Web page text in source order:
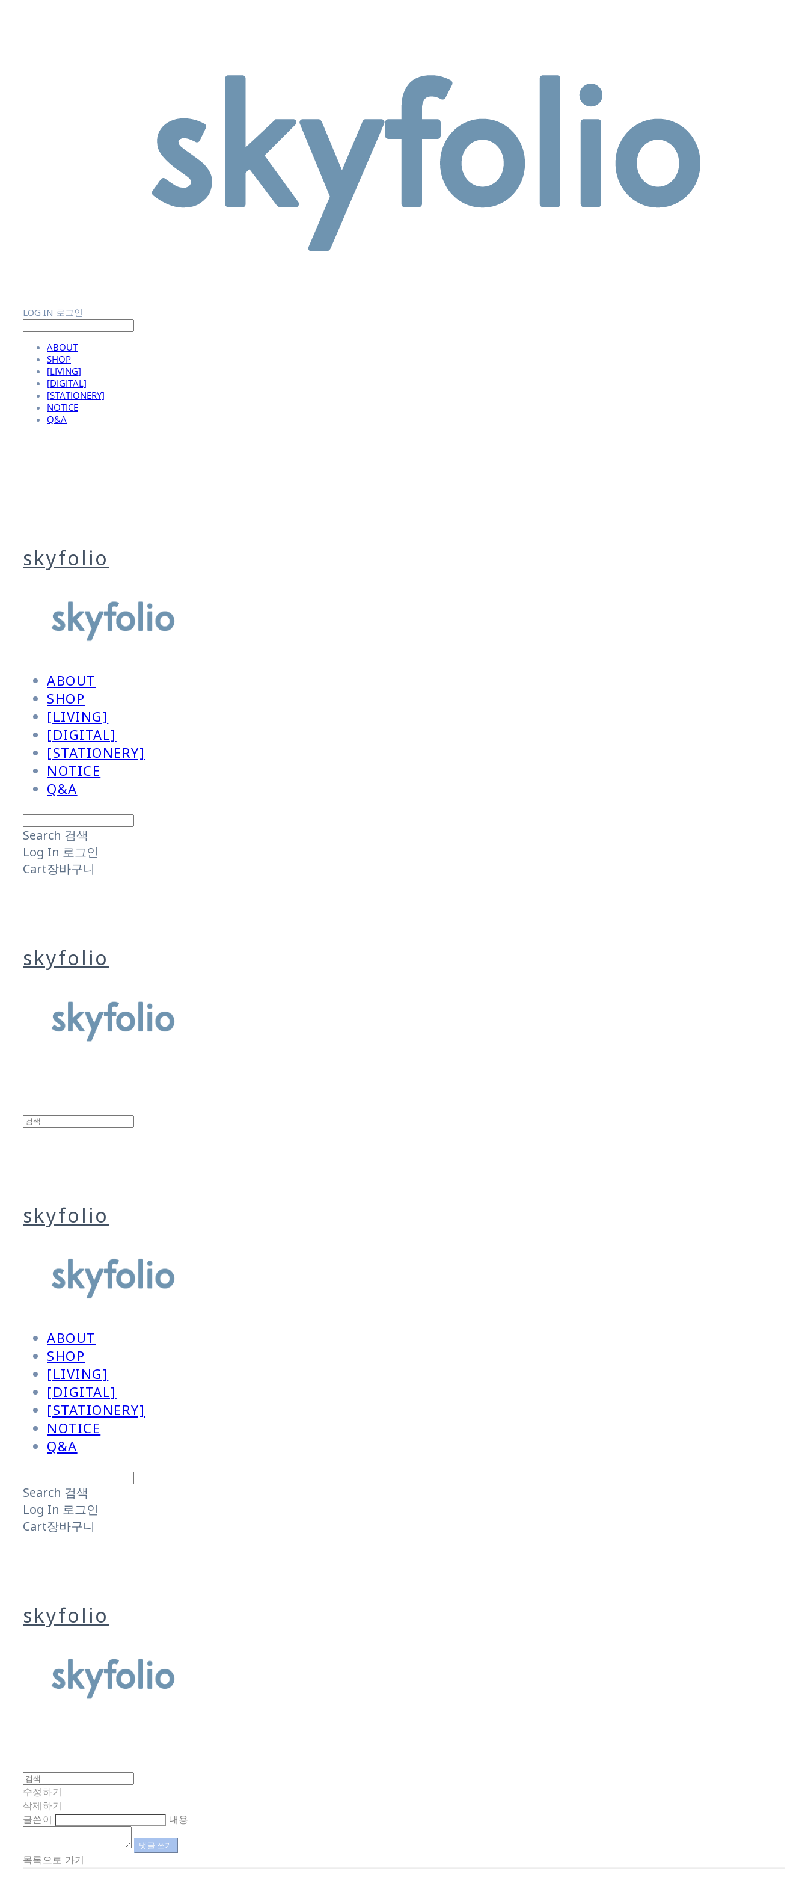
LOG IN 로그인
ABOUT
SHOP
[LIVING]
[DIGITAL]
[STATIONERY]
NOTICE
Q&A
skyfolio
ABOUT
SHOP
[LIVING]
[DIGITAL]
[STATIONERY]
NOTICE
Q&A
Search 검색
Log In 로그인
Cart장바구니
skyfolio
skyfolio
ABOUT
SHOP
[LIVING]
[DIGITAL]
[STATIONERY]
NOTICE
Q&A
Search 검색
Log In 로그인
Cart장바구니
skyfolio
수정하기
삭제하기
글쓴이
내용
댓글 쓰기
목록으로 가기